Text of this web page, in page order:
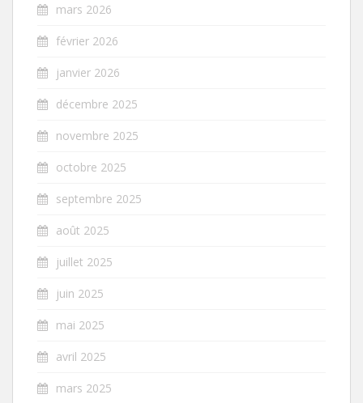
mars 2026
février 2026
janvier 2026
décembre 2025
novembre 2025
octobre 2025
septembre 2025
août 2025
juillet 2025
juin 2025
mai 2025
avril 2025
mars 2025